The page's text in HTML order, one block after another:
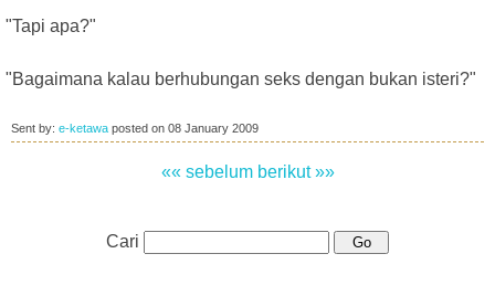
"Tapi apa?"
"Bagaimana kalau berhubungan seks dengan bukan isteri?"
Sent by: e-ketawa posted on 08 January 2009
«« sebelum berikut »»
Cari